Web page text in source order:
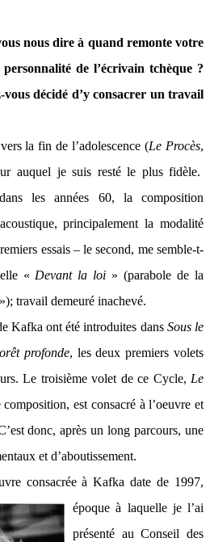
nous dire à quand remonte votre
de l’écrivain tchèque ?
décidé d’y consacrer un travail
la fin de l’adolescence (Le Procès,
auquel je suis resté le plus fidèle.
les années 60, la composition
principalement la modalité
essais – le second, me semble-t-
« Devant la loi » (parabole de la
travail demeuré inachevé.
Kafka ont été introduites dans Sous le
profonde, les deux premiers volets
Le troisième volet de ce Cycle, Le
est consacré à l’oeuvre et
donc, après un long parcours, une
et d’aboutissement.
re consacrée à Kafka date de 1997,
époque à laquelle je l’ai
présenté au Conseil des